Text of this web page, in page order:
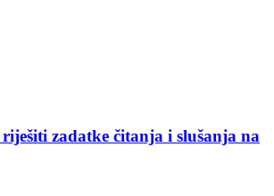
zadatke čitanja i slušanja na